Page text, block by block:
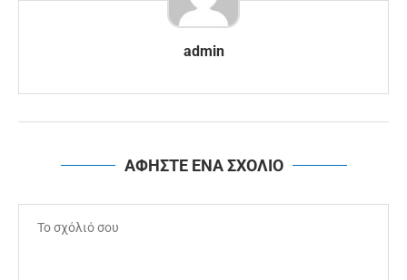
admin
ΑΦΗΣΤΕ ΕΝΑ ΣΧΟΛΙΟ